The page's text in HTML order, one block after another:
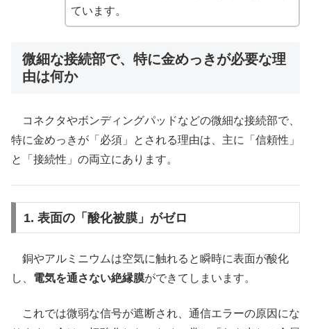
ています。
微細な接続部で、特に金めっきが必要な理
由は何か
コネクタやボンディングパッドなどの微細な接続部で、
特に金めっきが「必須」とされる理由は、主に「信頼性」
と「接続性」の両立にあります。
1. 表面の「酸化被膜」がゼロ
銅やアルミニウムは空気に触れると瞬時に表面が酸化
し、 電気を通さない絶縁膜ができてしまいます。
これでは微弱な信号が遮断され、通信エラーの原因にな